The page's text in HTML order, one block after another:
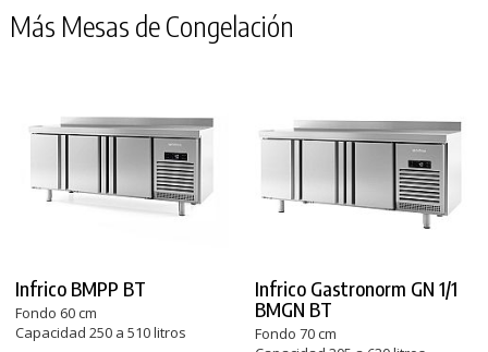
Más Mesas de Congelación
Infrico BMPP BT
Fondo 60 cm
Capacidad 250 a 510 litros
Infrico Gastronorm GN 1/1
BMGN BT
Fondo 70 cm